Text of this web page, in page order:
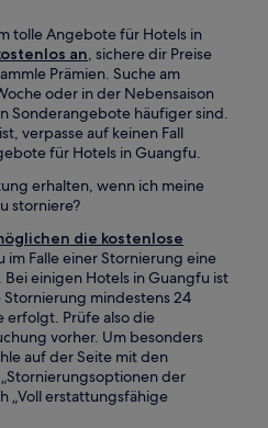
tolle Angebote für Hotels in
an, sichere dir Preise
Prämien. Suche am
oder in der Nebensaison
Sonderangebote häufiger sind.
verpasse auf keinen Fall
für Hotels in Guangfu.
erhalten, wenn ich meine
storniere?
die kostenlose
im Falle einer Stornierung eine
einigen Hotels in Guangfu ist
mindestens 24
erfolgt. Prüfe also die
vorher. Um besonders
auf der Seite mit den
der
„Voll erstattungsfähige